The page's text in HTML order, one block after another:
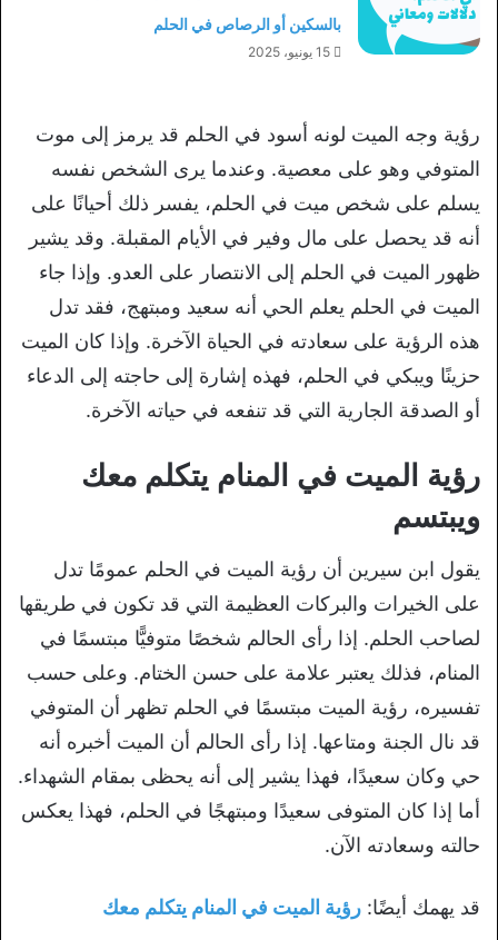
بالسكين أو الرصاص في الحلم
15 يونيو، 2025
رؤية وجه الميت لونه أسود في الحلم قد يرمز إلى موت
المتوفي وهو على معصية. وعندما يرى الشخص نفسه
يسلم على شخص ميت في الحلم، يفسر ذلك أحيانًا على
أنه قد يحصل على مال وفير في الأيام المقبلة. وقد يشير
ظهور الميت في الحلم إلى الانتصار على العدو. وإذا جاء
الميت في الحلم يعلم الحي أنه سعيد ومبتهج، فقد تدل
هذه الرؤية على سعادته في الحياة الآخرة. وإذا كان الميت
حزينًا ويبكي في الحلم، فهذه إشارة إلى حاجته إلى الدعاء
أو الصدقة الجارية التي قد تنفعه في حياته الآخرة.
رؤية الميت في المنام يتكلم معك
ويبتسم
يقول ابن سيرين أن رؤية الميت في الحلم عمومًا تدل
على الخيرات والبركات العظيمة التي قد تكون في طريقها
لصاحب الحلم. إذا رأى الحالم شخصًا متوفيًّا مبتسمًا في
المنام، فذلك يعتبر علامة على حسن الختام. وعلى حسب
تفسيره، رؤية الميت مبتسمًا في الحلم تظهر أن المتوفي
قد نال الجنة ومتاعها. إذا رأى الحالم أن الميت أخبره أنه
حي وكان سعيدًا، فهذا يشير إلى أنه يحظى بمقام الشهداء.
أما إذا كان المتوفى سعيدًا ومبتهجًا في الحلم، فهذا يعكس
حالته وسعادته الآن.
قد يهمك أيضًا: رؤية الميت في المنام يتكلم معك